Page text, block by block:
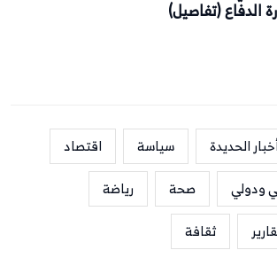
الدفاع (تفاصيل)
الحديدة سياسة
اقتصاد
ودولي صحة
رياضة
ثقافة